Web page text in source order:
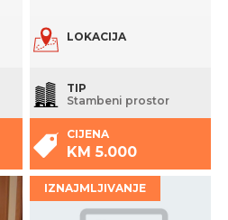
LOKACIJA
TIP
Stambeni prostor
CIJENA
KM 5.000
IZNAJMLJIVANJE